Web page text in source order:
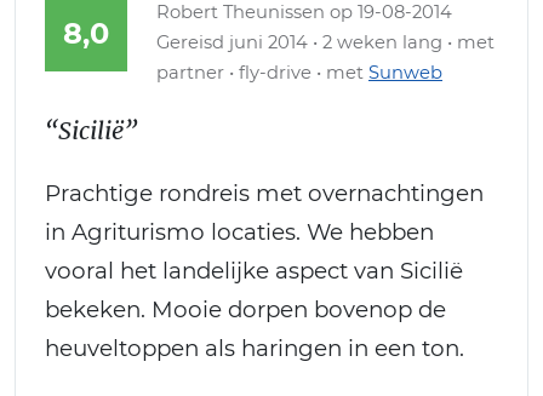
8,0
Robert Theunissen op 19-08-2014
Gereisd juni 2014 • 2 weken lang • met
partner • fly-drive • met Sunweb
“Sicilië”
Prachtige rondreis met overnachtingen
in Agriturismo locaties. We hebben
vooral het landelijke aspect van Sicilië
bekeken. Mooie dorpen bovenop de
heuveltoppen als haringen in een ton.